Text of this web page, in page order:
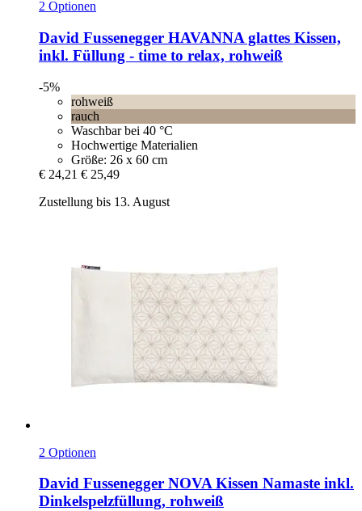
2 Optionen
David Fussenegger HAVANNA glattes Kissen,
inkl. Füllung -​ time to relax, rohweiß
-5%
rohweiß
rauch
Waschbar bei 40 °C
Hochwertige Materialien
Größe: 26 x 60 cm
€ 24,21 € 25,49
Zustellung bis 13. August
2 Optionen
David Fussenegger NOVA Kissen Namaste inkl.
Dinkelspelzfüllung, rohweiß